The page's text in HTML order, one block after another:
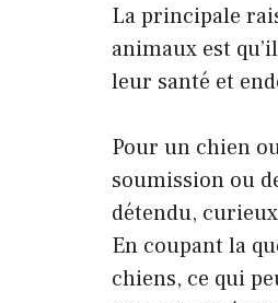
La principale
animaux est
leur santé et
Pour un chien
soumission ou
détendu,
En coupant la
chiens, ce qui